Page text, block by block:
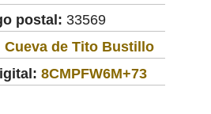
postal: 33569
Cueva de Tito Bustillo
8CMPFW6M+73